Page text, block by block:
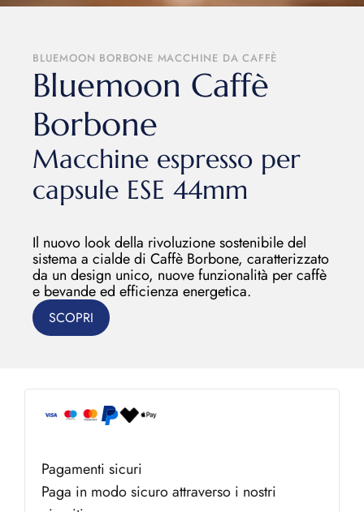
BLUEMOON BORBONE MACCHINE DA CAFFÈ
Bluemoon Caffè
Borbone
Macchine espresso per
capsule ESE 44mm
Il nuovo look della rivoluzione sostenibile del
sistema a cialde di Caffè Borbone, caratterizzato
da un design unico, nuove funzionalità per caffè
e bevande ed efficienza energetica.
SCOPRI
Pagamenti sicuri
Paga in modo sicuro attraverso i nostri